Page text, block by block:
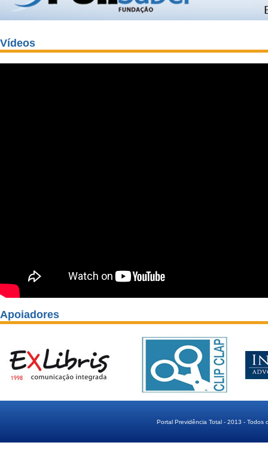
Vídeos
Apoiadores
Portal Previdência Total - 2013 - Todos